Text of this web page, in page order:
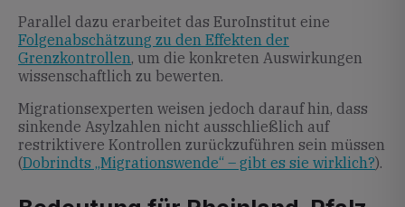
Parallel dazu erarbeitet das Euro­Institut eine
Folgenabschätzung zu den Effekten der
Grenzkontrollen, um die konkreten Auswirkungen
wissenschaftlich zu bewerten.
Migrationsexperten weisen jedoch darauf hin, dass
sinkende Asylzahlen nicht ausschließlich auf
restriktivere Kontrollen zurückzuführen sein müssen
(Dobrindts „Migrationswende“ – gibt es sie wirklich?).